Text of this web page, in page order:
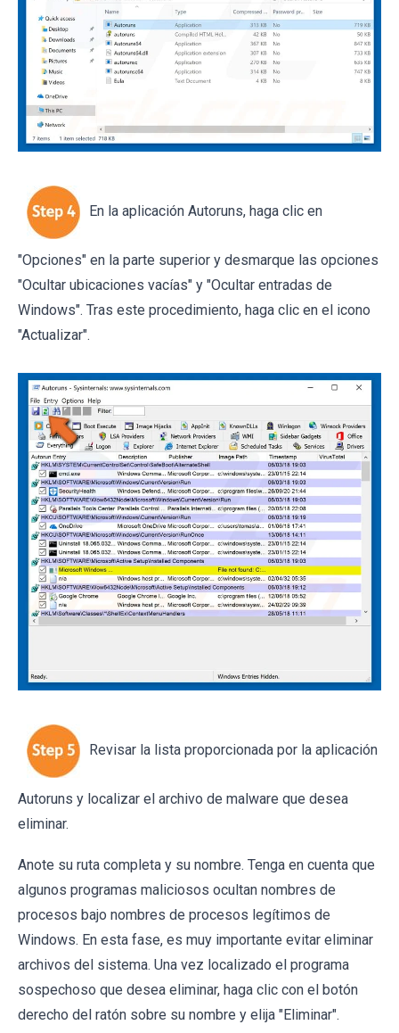
En la aplicación Autoruns, haga clic en
"Opciones" en la parte superior y desmarque las opciones
"Ocultar ubicaciones vacías" y "Ocultar entradas de
Windows". Tras este procedimiento, haga clic en el icono
"Actualizar".
Revisar la lista proporcionada por la aplicación
Autoruns y localizar el archivo de malware que desea
eliminar.
Anote su ruta completa y su nombre. Tenga en cuenta que
algunos programas maliciosos ocultan nombres de
procesos bajo nombres de procesos legítimos de
Windows. En esta fase, es muy importante evitar eliminar
archivos del sistema. Una vez localizado el programa
sospechoso que desea eliminar, haga clic con el botón
derecho del ratón sobre su nombre y elija "Eliminar".